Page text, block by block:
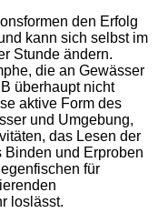
den Erfolg
kann sich selbst im
Stunde ändern.
die an Gewässer
überhaupt nicht
aktive Form des
und Umgebung,
das Lesen der
Binden und Erproben
für
loslässt.